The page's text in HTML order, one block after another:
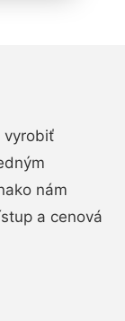
vyrobiť
nám
a cenová